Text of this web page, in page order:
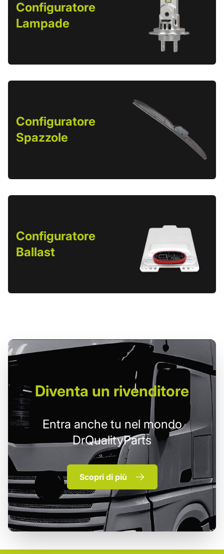
Configuratore
Lampade
Configuratore
Spazzole
Configuratore
Ballast
Diventa un rivenditore
Entra anche tu nel mondo
DrQualityParts
Scopri di più